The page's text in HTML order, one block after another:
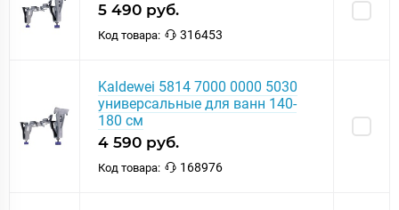
5 490 руб.
Код товара: 316453
Kaldewei 5814 7000 0000 5030
универсальные для ванн 140-
180 см
4 590 руб.
Код товара: 168976